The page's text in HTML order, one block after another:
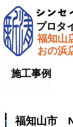
プロタ
福知山
おの浜
ホーム»施工
施工事例
福知山市